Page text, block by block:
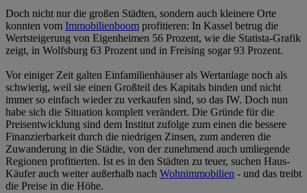
Doch nicht nur die großen Städten, sondern auch kleinere Orte
konnten vom Immobilienboom profitieren: In Kassel betrug die
Wertsteigerung von Eigenheimen 56 Prozent, wie die Statista-Grafik
zeigt, in Wolfsburg 63 Prozent und in Freising sogar 93 Prozent.
Vor einiger Zeit galten Einfamilienhäuser als Wertanlage noch als
schwierig, weil sie einen Großteil des Kapitals binden und nicht
immer so einfach wieder zu verkaufen sind, so das IW. Doch nun
habe sich die Situation komplett verändert. Die Gründe für die
Preisentwicklung sind dem Institut zufolge zum einen die bessere
Finanzierbarkeit durch die niedrigen Zinsen, zum anderen die
Zuwanderung in die Städte, von der zunehmend auch umliegende
Regionen profitierten. Ist es in den Städten zu teuer, suchen Haus-
Käufer auch weiter außerhalb nach Wohnimmobilien - und das treibt
die Preise in die Höhe.